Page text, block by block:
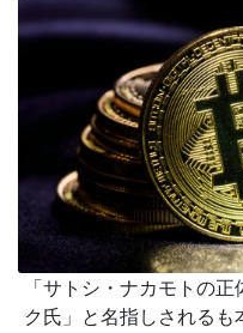
「サトシ・ナカモトの
ク氏」と名指しされる